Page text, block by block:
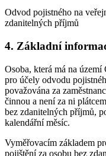
Odvod pojistného na
zdanitelných příjmů
4. Základní
Osoba, která má na
pro účely odvodu
považována za
činnou a není za ni
bez zdanitelných příjmů,
kalendářní měsíc.
Vyměřovacím základem
pojištění za osobu bez